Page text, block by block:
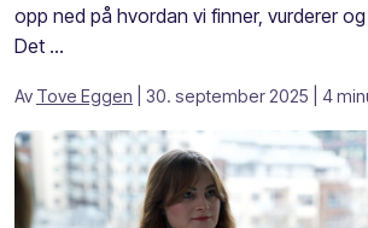
opp ned på hvordan vi finner, vurderer
Det ...
Av Tove Eggen | 30. september 2025 | 4